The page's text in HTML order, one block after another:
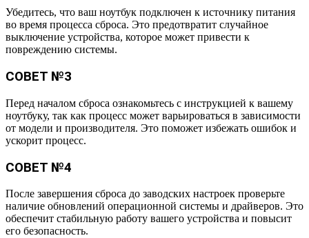
Убедитесь, что ваш ноутбук подключен к источнику питания
во время процесса сброса. Это предотвратит случайное
выключение устройства, которое может привести к
повреждению системы.
СОВЕТ №3
Перед началом сброса ознакомьтесь с инструкцией к вашему
ноутбуку, так как процесс может варьироваться в зависимости
от модели и производителя. Это поможет избежать ошибок и
ускорит процесс.
СОВЕТ №4
После завершения сброса до заводских настроек проверьте
наличие обновлений операционной системы и драйверов. Это
обеспечит стабильную работу вашего устройства и повысит
его безопасность.